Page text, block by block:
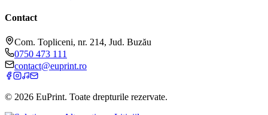
Contact
Com. Topliceni, nr. 214, Jud. Buzău
0750 473 111
contact@euprint.ro
© 2026 EuPrint. Toate drepturile rezervate.